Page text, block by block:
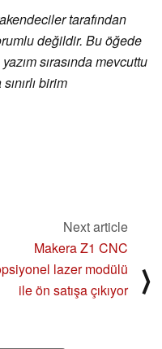
tarafından
değildir. Bu öğede
sırasında mevcuttu
birim
Next article
Makera Z1 CNC
lazer modülü
ile ön satışa çıkıyor
⟩